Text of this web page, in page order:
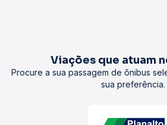
Viações que atuam
Procure a sua passagem de ônibus
sua preferência.